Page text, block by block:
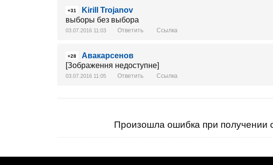
Это наш универсальный ответ на любые происки
Пишет: http://walera11.livejournal.com/ WALERA11
+31
Kirill Trojanov
выборы без выбора
03.07.2016 11:03 Ответить Ссылка
+28
Авакарсенов
[Зображення недоступне]
03.07.2016 11:05 Ответить Ссылка
Произошла ошибка при получении